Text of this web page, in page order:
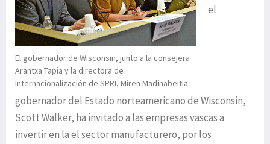
El gobernador de Wisconsin, junto a la consejera
Arantxa Tapia y la directora de
Internacionalización de SPRI, Miren Madinabeitia.
el
gobernador del Estado norteamericano de Wisconsin,
Scott Walker, ha invitado a las empresas vascas a
invertir en la el sector manufacturero, por los